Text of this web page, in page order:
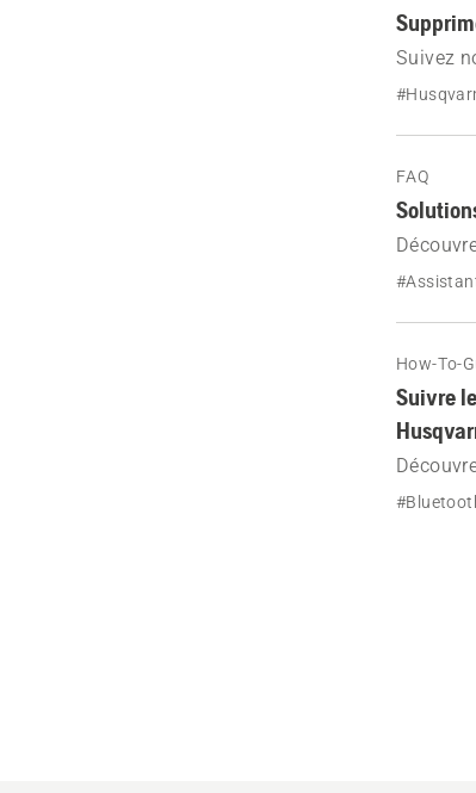
Suivez
FAQ
How-To-
Suivre
obtenir